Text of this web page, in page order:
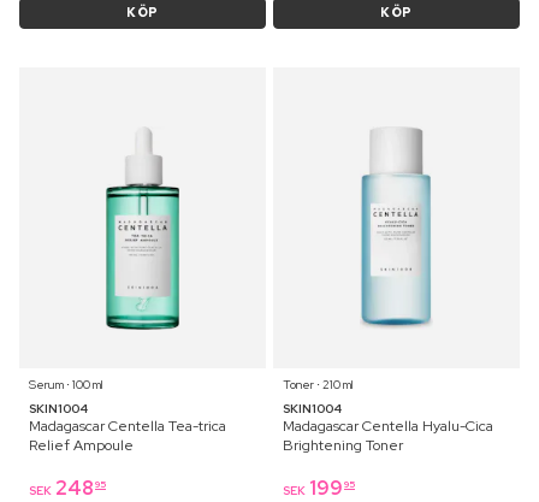
KÖP KÖP
Serum ⋅ 100 ml
SKIN1004
Madagascar Centella Tea-trica
Relief Ampoule
SEK 248 95
Toner ⋅ 210 ml
SKIN1004
Madagascar Centella Hyalu-Cica
Brightening Toner
SEK 199 95